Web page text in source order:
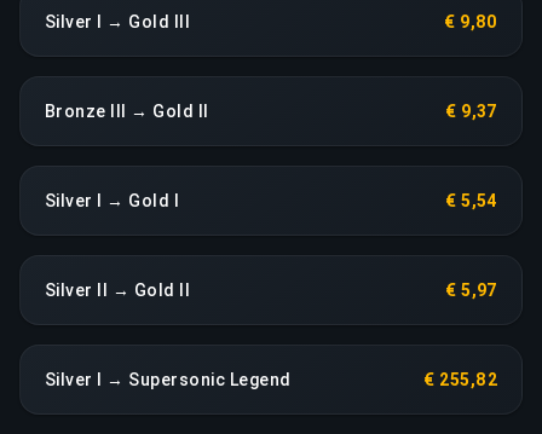
Silver I → Gold III € 9,80
Bronze III → Gold II € 9,37
Silver I → Gold I € 5,54
Silver II → Gold II € 5,97
Silver I → Supersonic Legend € 255,82